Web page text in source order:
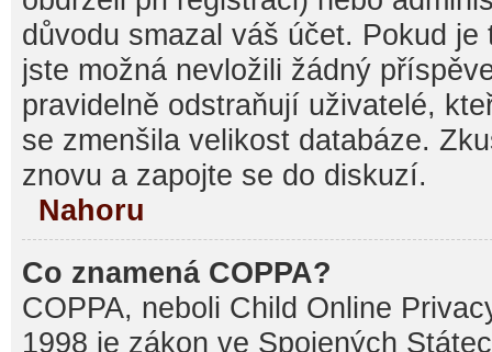
důvodu smazal váš účet. Pokud
jste možná nevložili žádný
pravidelně odstraňují uživatelé,
se zmenšila velikost databáze.
znovu a zapojte se do diskuzí.
Nahoru
Co znamená COPPA?
COPPA, neboli Child Online
1998 je zákon ve Spojených